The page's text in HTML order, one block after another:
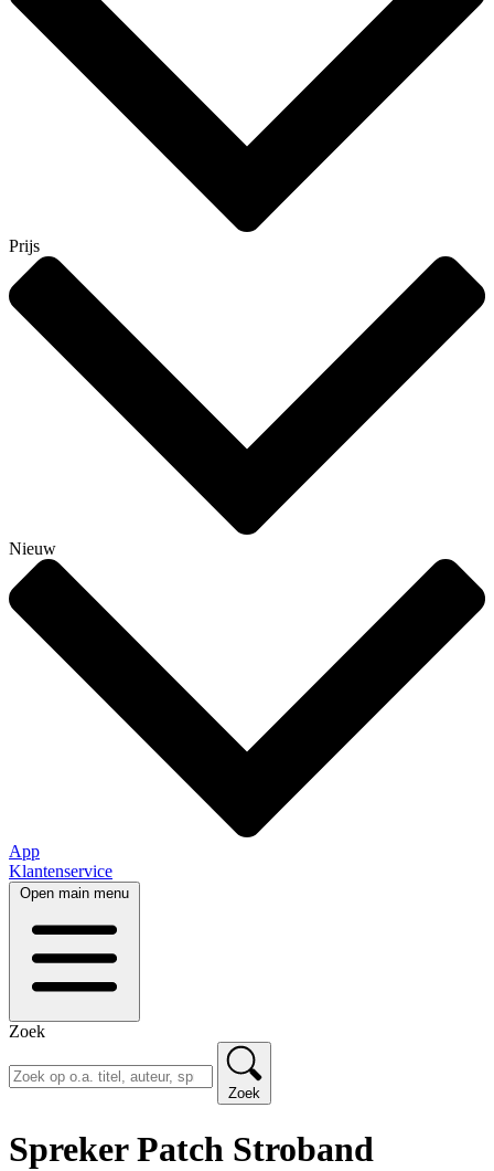
Prijs
Nieuw
App
Klantenservice
Open main menu
Zoek
Zoek
Spreker Patch Stroband